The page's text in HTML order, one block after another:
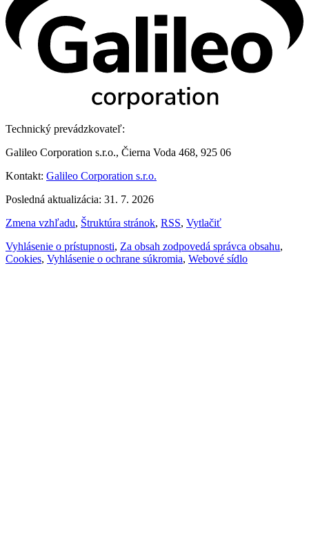
Technický prevádzkovateľ:
Galileo Corporation s.r.o., Čierna Voda 468, 925 06
Kontakt: Galileo Corporation s.r.o.
Posledná aktualizácia: 31. 7. 2026
Zmena vzhľadu, Štruktúra stránok, RSS, Vytlačiť
Vyhlásenie o prístupnosti, Za obsah zodpovedá správca obsahu,
Cookies, Vyhlásenie o ochrane súkromia, Webové sídlo